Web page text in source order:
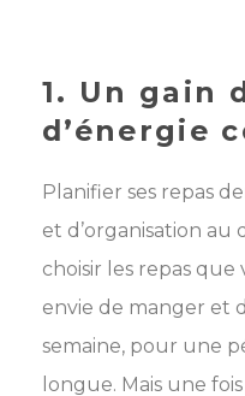
1. Un gain
d’énergie
Planifier ses repas
et d’organisation au
choisir les repas
envie de manger et
semaine, pour une
longue. Mais une